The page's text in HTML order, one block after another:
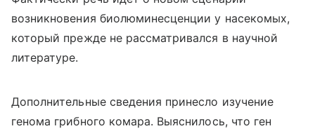
возникновения биолюминесценции у насекомых,
который прежде не рассматривался в научной
литературе.
Дополнительные сведения принесло изучение
генома грибного комара. Выяснилось, что ген